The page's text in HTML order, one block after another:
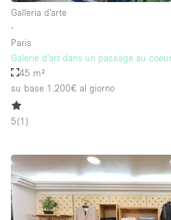
Galleria d'arte
∙
Paris
Galerie d'art dans un passage au
45 m²
su base 1.200€ al giorno
5(1 )